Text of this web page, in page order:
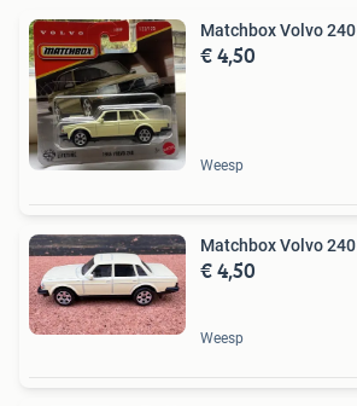
Matchbox Volvo 240
€ 4,50
Weesp
Matchbox Volvo 240
€ 4,50
Weesp